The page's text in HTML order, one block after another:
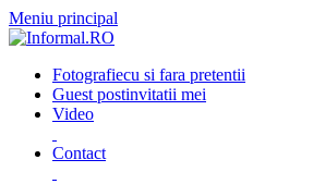
Meniu principal
Fotografiecu si fara pretentii
Guest postinvitatii mei
Video
Contact